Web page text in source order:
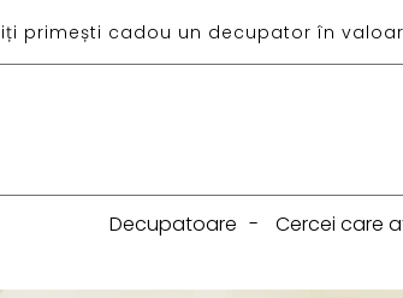
primești cadou un decupator în
Decupatoare - Cercei care